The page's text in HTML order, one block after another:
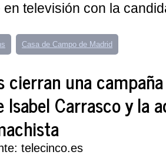
televisión con la
Casa de Campo de Madrid
cierran una
Isabel Carrasco y la
telecinco.es